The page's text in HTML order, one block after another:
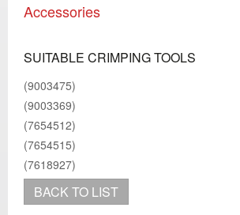
Accessories
SUITABLE CRIMPING TOOLS
(9003475)
(9003369)
(7654512)
(7654515)
(7618927)
BACK TO LIST